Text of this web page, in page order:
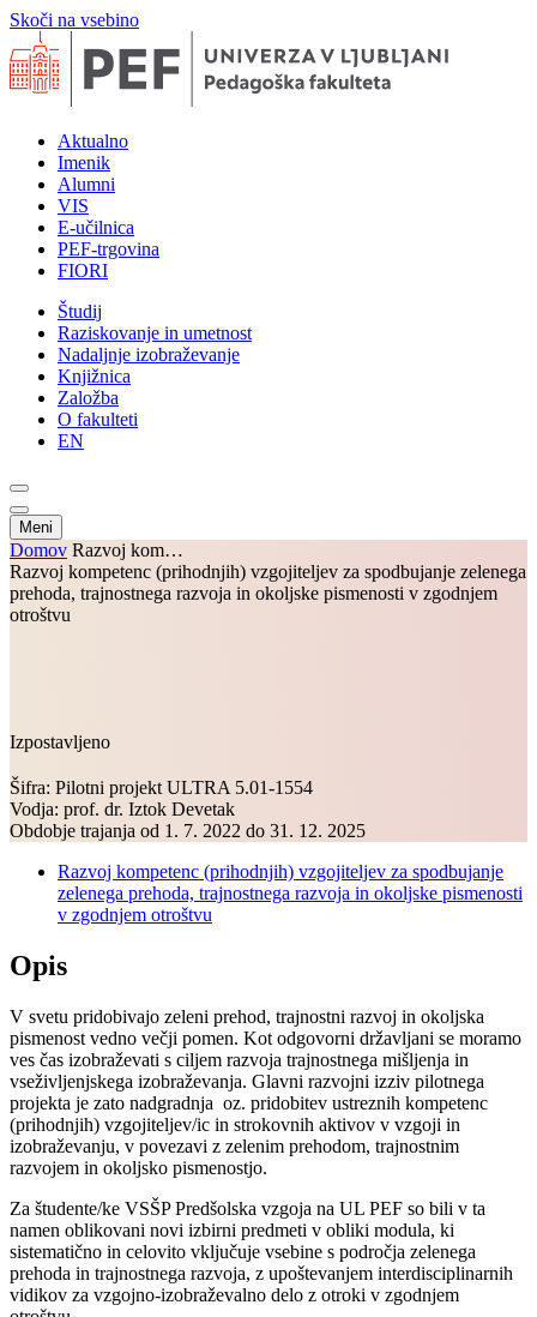
Skoči na vsebino
Aktualno
Imenik
Alumni
VIS
E-učilnica
PEF-trgovina
FIORI
Študij
Raziskovanje in umetnost
Nadaljnje izobraževanje
Knjižnica
Založba
O fakulteti
EN
Meni
Domov Razvoj kom…
Razvoj kompetenc (prihodnjih) vzgojiteljev za spodbujanje zelenega
prehoda, trajnostnega razvoja in okoljske pismenosti v zgodnjem
otroštvu
Izpostavljeno
Šifra: Pilotni projekt ULTRA 5.01-1554
Vodja: prof. dr. Iztok Devetak
Obdobje trajanja od 1. 7. 2022 do 31. 12. 2025
Razvoj kompetenc (prihodnjih) vzgojiteljev za spodbujanje
zelenega prehoda, trajnostnega razvoja in okoljske pismenosti
v zgodnjem otroštvu
Opis
V svetu pridobivajo zeleni prehod, trajnostni razvoj in okoljska
pismenost vedno večji pomen. Kot odgovorni državljani se moramo
ves čas izobraževati s ciljem razvoja trajnostnega mišljenja in
vseživljenjskega izobraževanja. Glavni razvojni izziv pilotnega
projekta je zato nadgradnja oz. pridobitev ustreznih kompetenc
(prihodnjih) vzgojiteljev/ic in strokovnih aktivov v vzgoji in
izobraževanju, v povezavi z zelenim prehodom, trajnostnim
razvojem in okoljsko pismenostjo.
Za študente/ke VSŠP Predšolska vzgoja na UL PEF so bili v ta
namen oblikovani novi izbirni predmeti v obliki modula, ki
sistematično in celovito vključuje vsebine s področja zelenega
prehoda in trajnostnega razvoja, z upoštevanjem interdisciplinarnih
vidikov za vzgojno-izobraževalno delo z otroki v zgodnjem